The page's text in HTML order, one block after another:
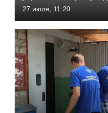
27 июля, 11:20